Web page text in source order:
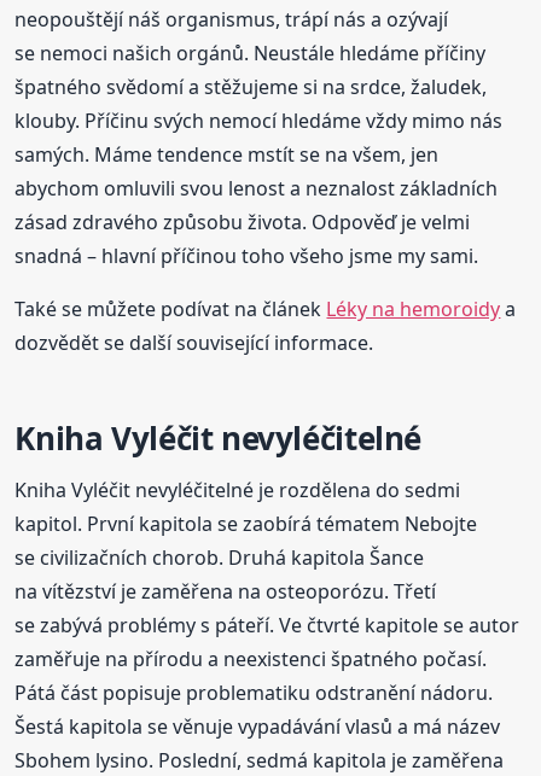
neopouštějí náš organismus, trápí nás a ozývají
se nemoci našich orgánů. Neustále hledáme příčiny
špatného svědomí a stěžujeme si na srdce, žaludek,
klouby. Příčinu svých nemocí hledáme vždy mimo nás
samých. Máme tendence mstít se na všem, jen
abychom omluvili svou lenost a neznalost základních
zásad zdravého způsobu života. Odpověď je velmi
snadná – hlavní příčinou toho všeho jsme my sami.
Také se můžete podívat na článek Léky na hemoroidya
dozvědět se další související informace.
Kniha Vyléčit nevyléčitelné
Kniha Vyléčit nevyléčitelné je rozdělena do sedmi
kapitol. První kapitola se zaobírá tématem Nebojte
se civilizačních chorob. Druhá kapitola Šance
na vítězství je zaměřena na osteoporózu. Třetí
se zabývá problémy s páteří. Ve čtvrté kapitole se autor
zaměřuje na přírodu a neexistenci špatného počasí.
Pátá část popisuje problematiku odstranění nádoru.
Šestá kapitola se věnuje vypadávání vlasů a má název
Sbohem lysino. Poslední, sedmá kapitola je zaměřena